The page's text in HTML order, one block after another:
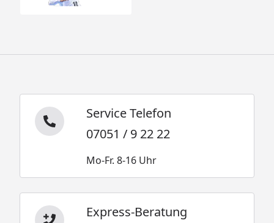
Service Telefon
07051 / 9 22 22
Mo-Fr. 8-16 Uhr
Express-Beratung